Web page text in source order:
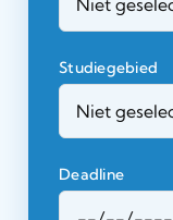
Studiegebied
Deadline